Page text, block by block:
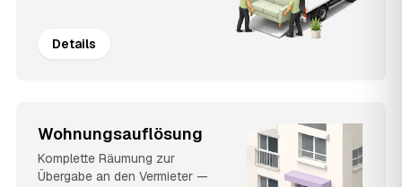
Details
Wohnungsauflösung
Komplette Räumung zur
Übergabe an den Vermieter —